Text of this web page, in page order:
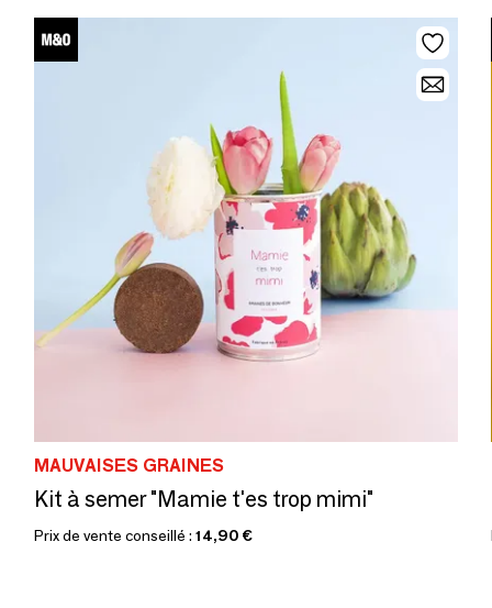
MAUVAISES GRAINES
Kit à semer "Mamie t'es trop mimi"
Prix de vente conseillé : 14,90 €